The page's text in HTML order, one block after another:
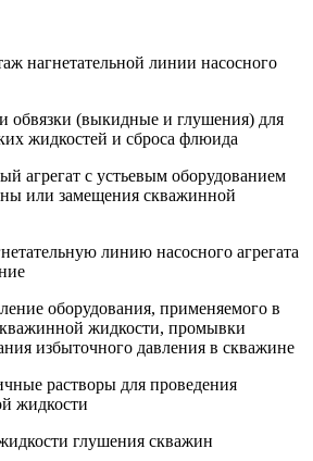
нагнетательной линии насосного
обвязки (выкидные и глушения) для
жидкостей и сброса флюида
агрегат с устьевым оборудованием
или замещения скважинной
линию насосного агрегата
оборудования, применяемого в
жидкости, промывки
избыточного давления в скважине
растворы для проведения
жидкости
глушения скважин